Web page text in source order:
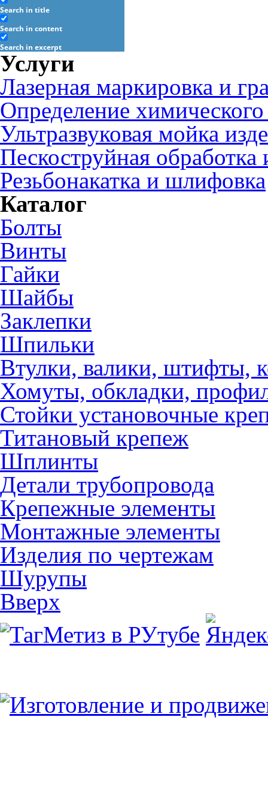
Search in title
Search in content
Search in excerpt
Услуги
Лазерная маркировка и
Определение химического
Ультразвуковая мойка
Пескоструйная обработка
Резьбонакатка и шлифовка
Каталог
Болты
Винты
Гайки
Шайбы
Заклепки
Шпильки
Втулки, валики, штифты,
Хомуты, обкладки,
Стойки установочные
Титановый крепеж
Шплинты
Детали трубопровода
Крепежные элементы
Монтажные элементы
Изделия по чертежам
Шурупы
Вверх